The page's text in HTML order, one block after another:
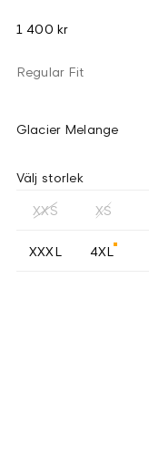
1 400 kr
Regular Fit
Glacier Melange
Välj storlek
XXS XS
XXXL 4XL